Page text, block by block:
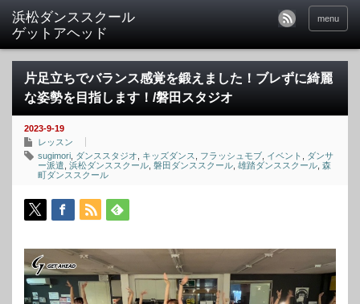
menu
片足立ちでバランス感覚を鍛えました！ブレずに綺麗
な姿勢を目指します！/磐田スタジオ
2023-9-19
レッスン
sugimori ダンススタジオ キッズダンス フラッシュモブ イベント
ダンサ
ー派遣 浜松ダンススクール 磐田ダンススクール 雄踏ダンススクール 森
町ダンススクール